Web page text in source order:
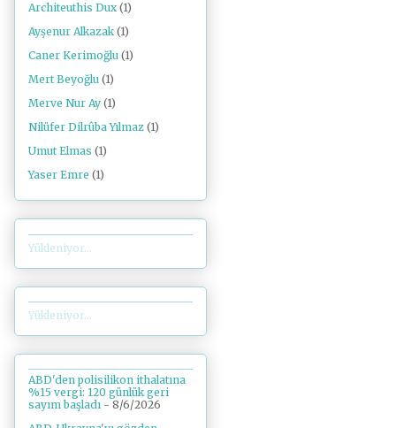
Architeuthis Dux (1)
Ayşenur Alkazak (1)
Caner Kerimoğlu (1)
Mert Beyoğlu (1)
Merve Nur Ay (1)
Nilüfer Dilrûba Yılmaz (1)
Umut Elmas (1)
Yaser Emre (1)
Yükleniyor...
Yükleniyor...
ABD'den polisilikon ithalatına
%15 vergi: 120 günlük geri
sayım başladı - 8/6/2026